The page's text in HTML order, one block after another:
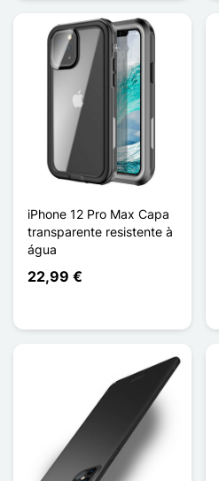
iPhone 12 Pro Max Capa
transparente resistente à
água
22,99 €